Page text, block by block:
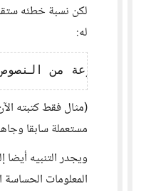
لكن نسبة خطئه
له:
(مثال فقط كتبته
مستعملة سابقا
ويجدر التنبيه
المعلومات